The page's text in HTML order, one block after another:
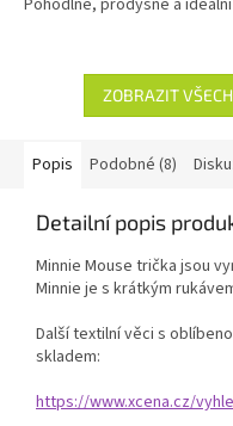
Pohodlné, prodyšné a
ZOBRAZIT
Popis Podobné (8)
Detailní popis
Minnie Mouse trička jsou
Minnie je s krátkým
Další textilní věci s
skladem:
https://www.xcena.cz/